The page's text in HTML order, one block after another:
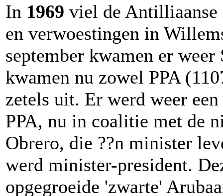
In 1969 viel de Antilliaanse
en verwoestingen in
september kwamen er
kwamen nu zowel PPA
zetels uit. Er werd weer
PPA, nu in coalitie met de
Obrero, die ??n minister
werd minister-president.
opgegroeide 'zwarte'